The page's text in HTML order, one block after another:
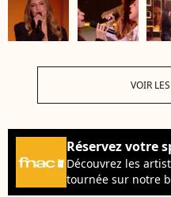
VOIR
Réservez votre
Découvrez les
tournée sur notre